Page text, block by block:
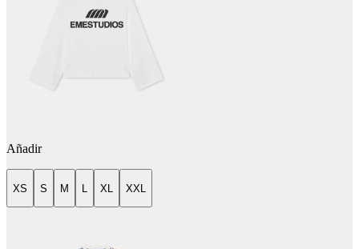
Añadir
XS S M L XL XXL